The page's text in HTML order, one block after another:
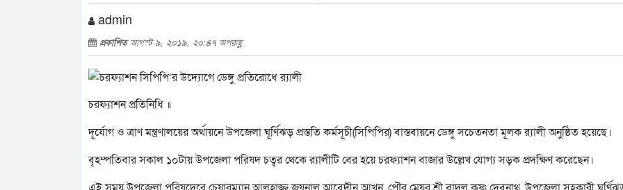
admin
প্রকাশিতআগস্ট ৯, ২০১৯, ২০:৪৭ অপরাহ্ণ
চরফ্যাশন প্রতিনিধি ॥
দূর্যোগ ও ত্রাণ মন্ত্রণালয়ের অর্থায়নে উপজেলা ঘূর্ণিঝড় প্রস্ততি কর্মসূচী(সিপিপির) বাস্তবায়নে ডেঙ্গু সচেতনতা মূলক র‌্যালী অনুষ্ঠিত হয়েছে।
বৃহম্পতিবার সকাল ১০টায় উপজেলা পরিষদ চত্বর থেকে র‌্যালীটি বের হয়ে চরফ্যাশন বাজার উল্লেখ যোগ্য সড়ক প্রদক্ষিণ করেছেন।